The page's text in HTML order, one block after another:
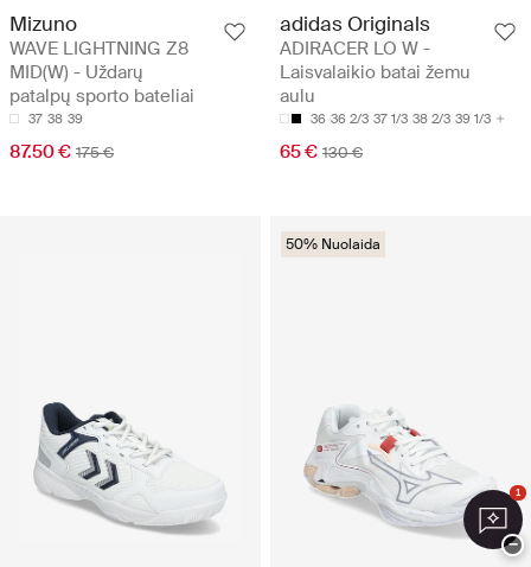
Mizuno
WAVE LIGHTNING Z8
MID(W) - Uždarų
patalpų sporto bateliai
37 38 39
87.50 € 175 €
adidas Originals
ADIRACER LO W -
Laisvalaikio batai žemu
aulu
36 36 2/3 37 1/3 38 2/3 39 1/3
65 € 130 €
50% Nuolaida
1
−